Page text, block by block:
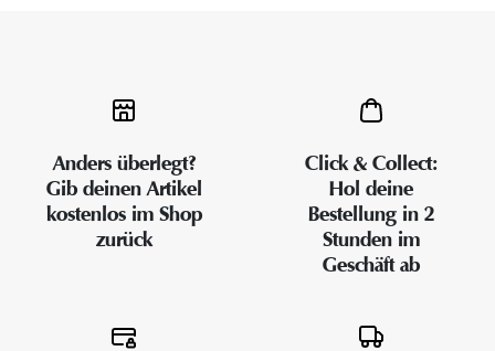
Anders überlegt?
Gib deinen Artikel
kostenlos im Shop
zurück
Click & Collect:
Hol deine
Bestellung in 2
Stunden im
Geschäft ab